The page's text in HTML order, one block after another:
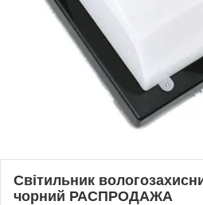
Світильник
чорний РАСПРОДАЖА